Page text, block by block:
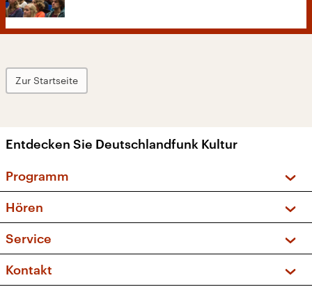
Zur Startseite
Entdecken Sie Deutschlandfunk Kultur
Programm
Sendungen und Podcasts
Musikliste
Kakadu – Das Kinderprogramm
Hören
Frequenzen (UKW + DAB+)
Service
FAQ
Kontakt